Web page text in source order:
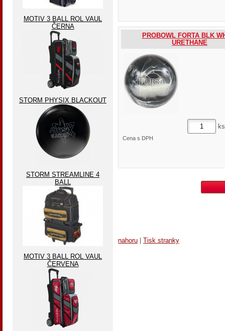
PROBOWL FORTA BLK
URETHANE
ks
Cena s DPH
nahoru Tisk stranky
MOTIV 3 BALL ROL VAUL
ČERNA
STORM PHYSIX BLACKOUT
STORM STREAMLINE 4
BALL
MOTIV 3 BALL ROL VAUL
ČERVENA